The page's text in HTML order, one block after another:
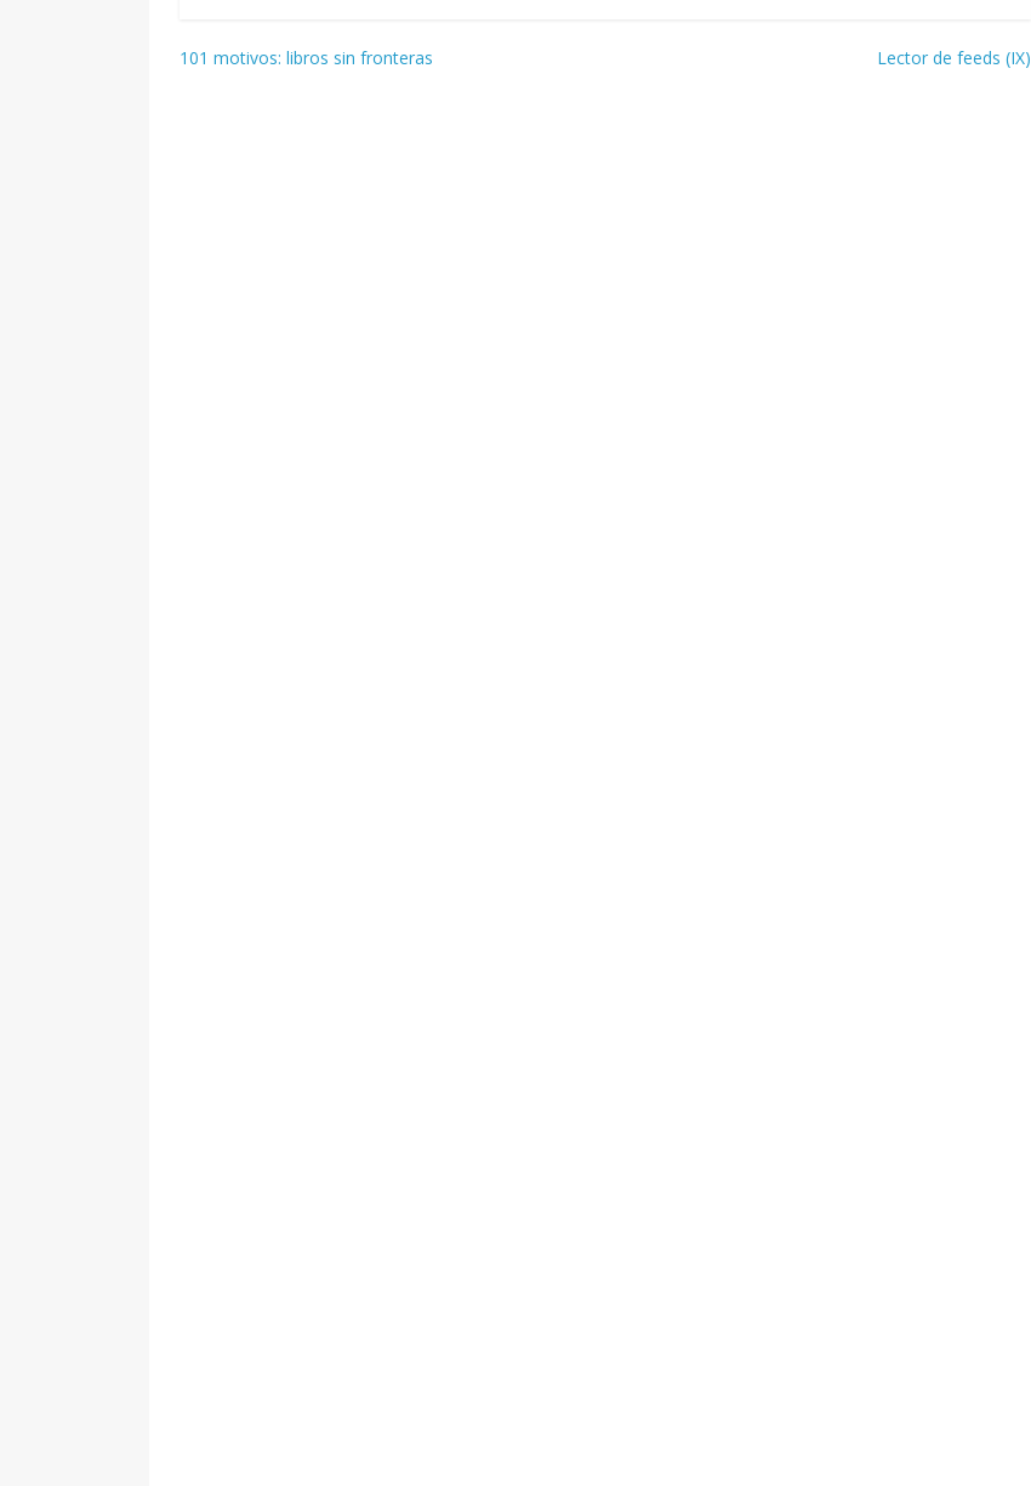
Navegación
101 motivos: libros sin fronteras Lector de feeds (IX)